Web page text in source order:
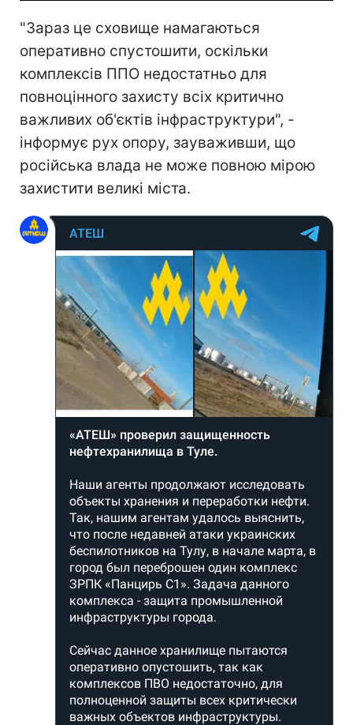
"Зараз це сховище намагаються
оперативно спустошити, оскільки
комплексів ППО недостатньо для
повноцінного захисту всіх критично
важливих об'єктів інфраструктури", -
інформує рух опору, зауваживши, що
російська влада не може повною мірою
захистити великі міста.